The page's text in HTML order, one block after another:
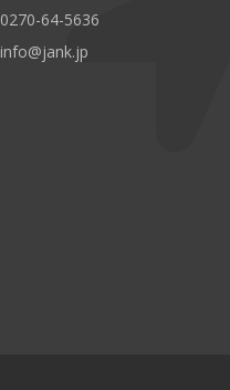
0270-64-5636
info@jank.jp